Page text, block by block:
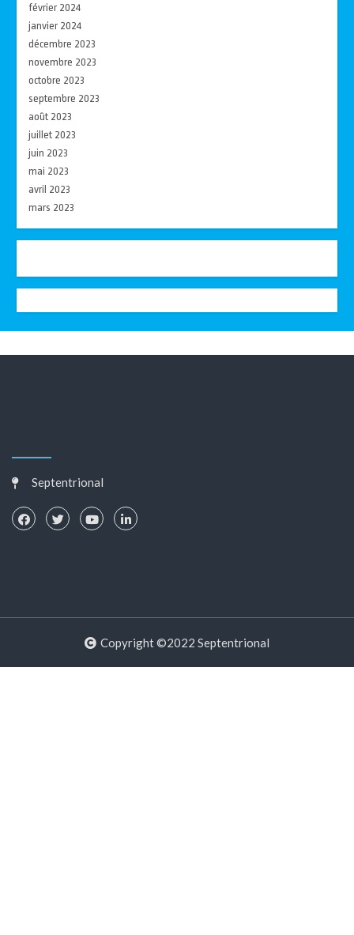
février 2024
janvier 2024
décembre 2023
novembre 2023
octobre 2023
septembre 2023
août 2023
juillet 2023
juin 2023
mai 2023
avril 2023
mars 2023
Septentrional
Copyright ©2022 Septentrional